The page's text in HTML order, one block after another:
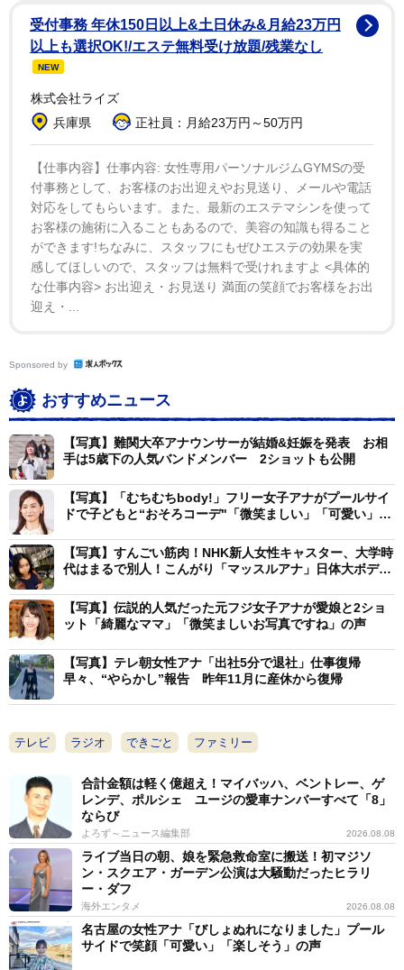
フォロワーからは「愛を感じる」「素敵な一年をお過
ごし下さい」「お誕生日おめでとうございます」などの
声が寄せられた。
受付事務 年休150日以上&土日休み&月給23万円
以上も選択OK!/エステ無料受け放題/残業なし
NEW
株式会社ライズ
兵庫県
正社員：月給23万円～50万円
【仕事内容】仕事内容: 女性専用パーソナルジムGYMSの受
付事務として、お客様のお出迎えやお見送り、メールや電話
対応をしてもらいます。また、最新のエステマシンを使って
お客様の施術に入ることもあるので、美容の知識も得ること
ができます!ちなみに、スタッフにもぜひエステの効果を実
感してほしいので、スタッフは無料で受けれますよ <具体的
な仕事内容> お出迎え・お見送り 満面の笑顔でお客様をお出
迎え・...
Sponsored by
おすすめニュース
【写真】難関大卒アナウンサーが結婚&妊娠を発表 お相
手は5歳下の人気バンドメンバー 2ショットも公開
【写真】「むちむちbody!」フリー女子アナがプールサイ
ドで子どもと“おそろコーデ"「微笑ましい」「可愛い」の
【写真】すんごい筋肉！NHK新人女性キャスター、大学時
代はまるで別人！こんがり「マッスルアナ」日体大ボディ
【写真】伝説的人気だった元フジ女子アナが愛娘と2ショ
ット「綺麗なママ」「微笑ましいお写真ですね」の声
【写真】テレ朝女性アナ「出社5分で退社」仕事復帰
早々、“やらかし”報告 昨年11月に産休から復帰
テレビ ラジオ できごと ファミリー
合計金額は軽く億超え！マイバッハ、ベントレー、ゲ
レンデ、ポルシェ ユージの愛車ナンバーすべて「8」
ならび
よろず～ニュース編集部 2026.08.08
ライブ当日の朝、娘を緊急救命室に搬送！初マジソ
ン・スクエア・ガーデン公演は大騒動だったヒラリ
ー・ダフ
海外エンタメ 2026.08.08
名古屋の女性アナ「びしょぬれになりました」プール
サイドで笑顔「可愛い」「楽しそう」の声